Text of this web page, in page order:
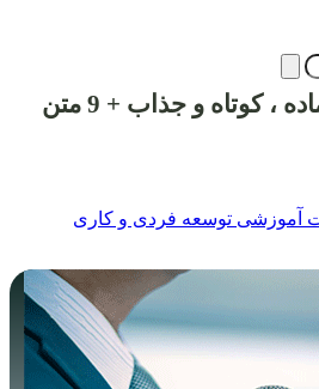
Pdf متن سخنرانی آماده ، کوتاه و جذاب + 9 متن
آموزشی توسعه فردی و کاری